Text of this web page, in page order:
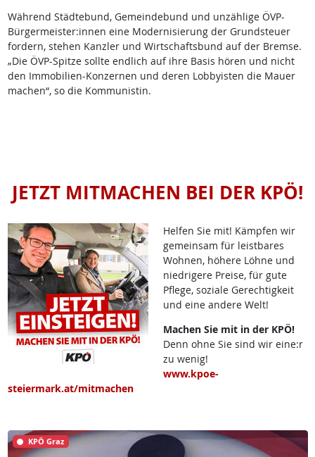
Während Städtebund, Gemeindebund und unzählige ÖVP-
Bürgermeister:innen eine Modernisierung der Grundsteuer
fordern, stehen Kanzler und Wirtschaftsbund auf der Bremse.
„Die ÖVP-Spitze sollte endlich auf ihre Basis hören und nicht
den Immobilien-Konzernen und deren Lobbyisten die Mauer
machen“, so die Kommunistin.
JETZT MITMACHEN BEI DER KPÖ!
Helfen Sie mit! Kämpfen wir
gemeinsam für leistbares
Wohnen, höhere Löhne und
niedrigere Preise, für gute
Pflege, soziale Gerechtigkeit
und eine andere Welt!
Machen Sie mit in der KPÖ!
Denn ohne Sie sind wir eine:r
zu wenig!
www.kpoe-
steiermark.at/mitmachen
KPÖ Graz